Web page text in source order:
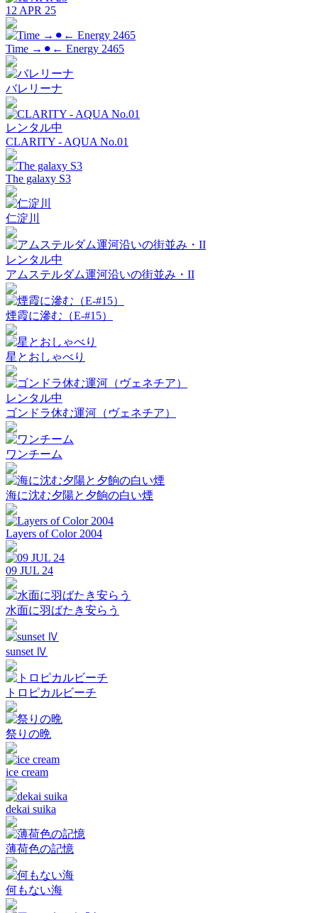
12 APR 25
Time →⚫︎← Energy 2465
バレリーナ
レンタル中
CLARITY - AQUA No.01
The galaxy S3
仁淀川
レンタル中
アムステルダム運河沿いの街並み・II
煙霞に滲む（E-#15）
星とおしゃべり
レンタル中
ゴンドラ休む運河（ヴェネチア）
ワンチーム
海に沈む夕陽と夕餉の白い煙
Layers of Color 2004
09 JUL 24
水面に羽ばたき安らう
sunset Ⅳ
トロピカルビーチ
祭りの晩
ice cream
dekai suika
薄荷色の記憶
何もない海